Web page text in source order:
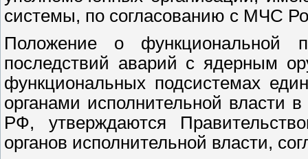
системы, по согласованию с МЧС
Положение о функциональной
последствий аварий с ядерным
функциональных подсистемах
органами исполнительной власти
РФ, утверждаются
органов исполнительной власти,